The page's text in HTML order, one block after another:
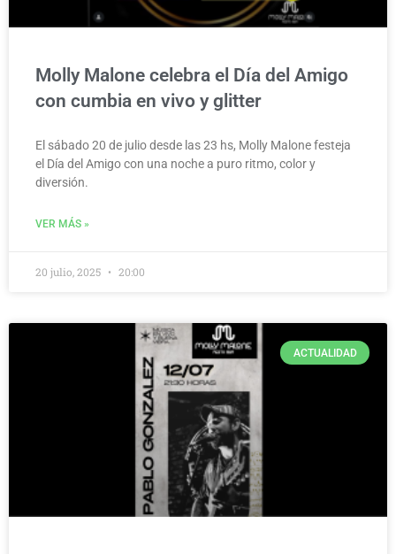
Molly Malone celebra el Día del Amigo
con cumbia en vivo y glitter
El sábado 20 de julio desde las 23 hs, Molly Malone festeja
el Día del Amigo con una noche a puro ritmo, color y
diversión.
VER MÁS »
20 julio, 2025 20:00
ACTUALIDAD